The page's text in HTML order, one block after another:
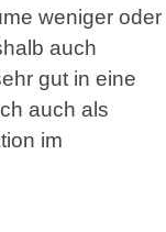
weniger oder
auch
gut in eine
auch als
im